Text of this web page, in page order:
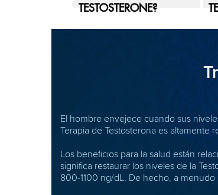
TESTOSTERONE?
El hombre envejece cuando sus
Terapia de Testosterona es altamente
Los beneficios para la salud están
significa restaurar los niveles de la
800-1100 ng/dL. De hecho, a